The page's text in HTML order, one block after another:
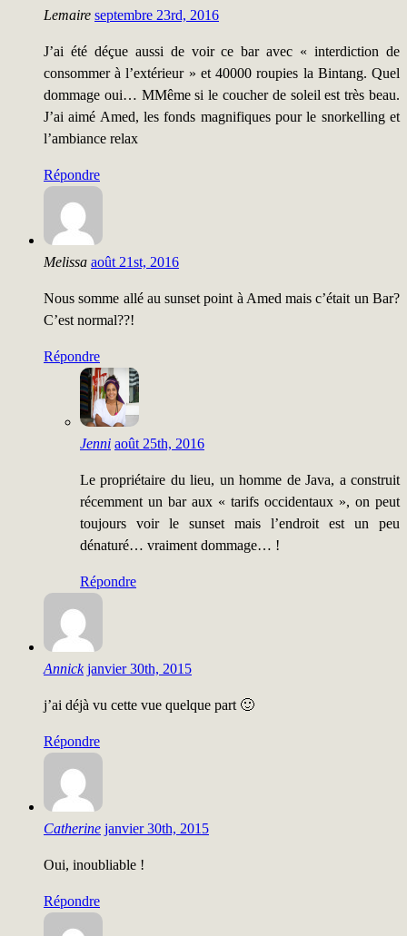
Lemaire septembre 23rd, 2016
J’ai été déçue aussi de voir ce bar avec « interdiction de
consommer à l’extérieur » et 40000 roupies la Bintang. Quel
dommage oui… MMême si le coucher de soleil est très beau.
J’ai aimé Amed, les fonds magnifiques pour le snorkelling et
l’ambiance relax
Répondre
Melissa août 21st, 2016
Nous somme allé au sunset point à Amed mais c’était un Bar?
C’est normal??!
Répondre
Jenni août 25th, 2016
Le propriétaire du lieu, un homme de Java, a construit
récemment un bar aux « tarifs occidentaux », on peut
toujours voir le sunset mais l’endroit est un peu
dénaturé… vraiment dommage… !
Répondre
Annick janvier 30th, 2015
j’ai déjà vu cette vue quelque part 🙂
Répondre
Catherine janvier 30th, 2015
Oui, inoubliable !
Répondre